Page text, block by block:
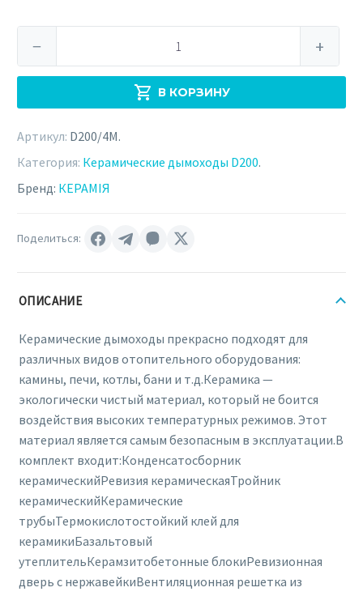
Керамический
D200
х
метра
− +
В КОРЗИНУ
Артикул: D200/4M.
Категория: Керамические дымоходы D200.
Бренд: КЕРАМІЯ
Поделиться:
ОПИСАНИЕ
Керамические дымоходы прекрасно подходят для
различных видов отопительного оборудования:
камины, печи, котлы, бани и т.д.Керамика —
экологически чистый материал, который не боится
воздействия высоких температурных режимов. Этот
материал является самым безопасным в эксплуатации.В
комплект входит:Конденсатосборник
керамическийРевизия керамическаяТройник
керамическийКерамические
трубыТермокислотостойкий клей для
керамикиБазальтовый
утеплительКерамзитобетонные блокиРевизионная
дверь с нержавейкиВентиляционная решетка из